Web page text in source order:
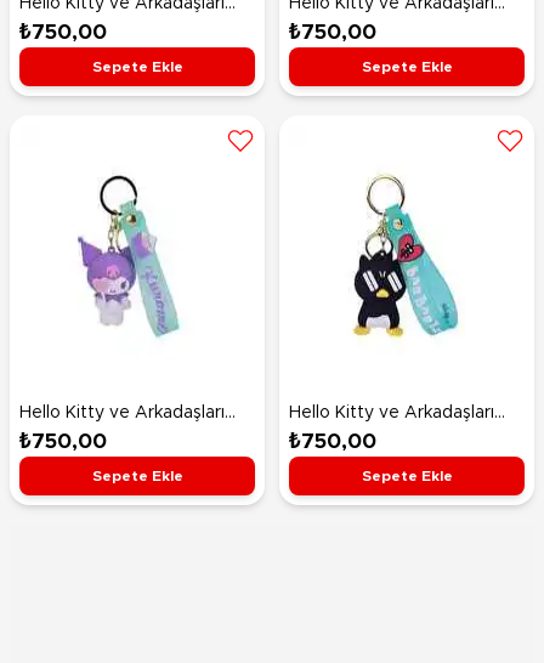
Anahtarlık CDU8 Kuromi Ice
Cream
₺750,00
Sepete Ekle
Anahtarlık CDU8 Hello Kitty
Dot
₺750,00
Sepete Ekle
Hello Kitty ve Arkadaşları
Anahtarlık CDU8 Kuromi
₺750,00
Sepete Ekle
Hello Kitty ve Arkadaşları
Anahtarlık CDU8 Bad Badtz-
Maru
₺750,00
Sepete Ekle